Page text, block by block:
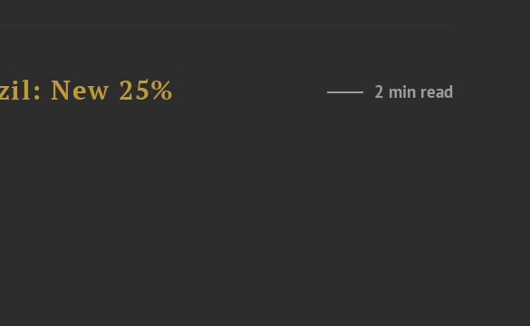
New 25%
2 min read